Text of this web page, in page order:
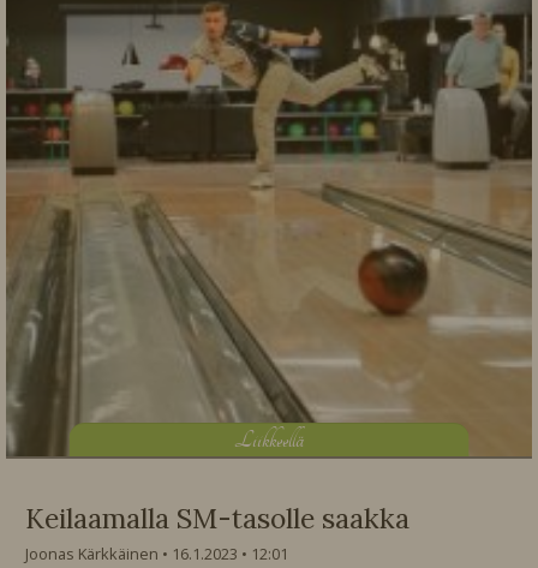
Liikkeellä
Keilaamalla SM-tasolle saakka
Joonas Kärkkäinen 16.1.2023
12:01